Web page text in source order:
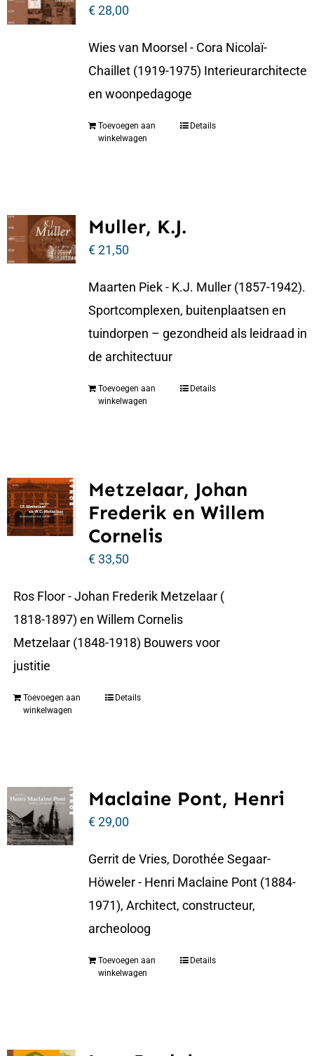
€28,00
Wies van Moorsel - Cora Nicolaï-
Chaillet (1919-1975) Interieurarchitecte
en woonpedagoge
Toevoegen aan
winkelwagen
Details
Muller, K.J.
€21,50
Maarten Piek - K.J. Muller (1857-1942).
Sportcomplexen, buitenplaatsen en
tuindorpen – gezondheid als leidraad in
de architectuur
Toevoegen aan
winkelwagen
Details
Metzelaar, Johan
Frederik en Willem
Cornelis
€33,50
Ros Floor - Johan Frederik Metzelaar (
1818-1897) en Willem Cornelis
Metzelaar (1848-1918) Bouwers voor
justitie
Toevoegen aan
winkelwagen
Details
Maclaine Pont, Henri
€29,00
Gerrit de Vries, Dorothée Segaar-
Höweler - Henri Maclaine Pont (1884-
1971), Architect, constructeur,
archeoloog
Toevoegen aan
winkelwagen
Details